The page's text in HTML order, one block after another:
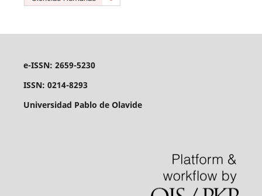
e-ISSN: 2659-5230
ISSN: 0214-8293
Universidad Pablo de Olavide